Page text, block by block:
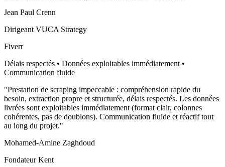
Jean Paul Crenn
Dirigeant VUCA Strategy
Fiverr
Délais respectés • Données exploitables immédiatement •
Communication fluide
"Prestation de scraping impeccable : compréhension rapide du
besoin, extraction propre et structurée, délais respectés. Les données
livrées sont exploitables immédiatement (format clair, colonnes
cohérentes, pas de doublons). Communication fluide et réactif tout
au long du projet."
Mohamed-Amine Zaghdoud
Fondateur Kent